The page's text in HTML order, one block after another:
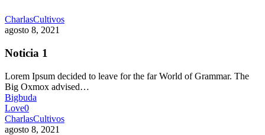
CharlasCultivos
agosto 8, 2021
Noticia 1
Lorem Ipsum decided to leave for the far World of Grammar. The
Big Oxmox advised…
Bigbuda
Love0
CharlasCultivos
agosto 8, 2021